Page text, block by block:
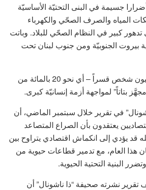
جسيمة في البنى التحتيّة الأساسيّة
المياه والصرف الصحّي والكهرباء
تدهور كبير في النظام الصحّي للبلاد. وباتت
بيروت الجنوبيّة ومن جنوب لبنان تحت
وهُجّر أكثر من 1,2 مليون شخص قسراً – أي نحو 20 بالمائة من
بتاتاً” لمواجهة أزمة إنسانيّة كبرى.
في تقرير خلال سبتمبر الماضي، أن
يعتقدون بأن الصراع المتصاعد
قد يؤدي إلى انكماش اقتصادي يتراوح بين
لبنان هذا العام، مع تدمير قطاعات حيوية من
البنية التحتية الحيوية.
نشرته صحيفة “ذا ناشونال” أن